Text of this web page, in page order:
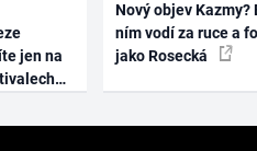
jen na
Nový objev Kazmy?
ním vodí za ruce a
jako Rosecká